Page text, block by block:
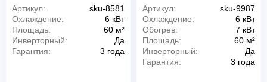
Артикул:
sku-8581
Охлаждение:
6 кВт
Площадь:
60 м²
Инверторный:
Да
Гарантия:
3 года
Артикул:
sku-9987
Охлаждение:
6 кВт
Обогрев:
7 кВт
Площадь:
60 м²
Инверторный:
Да
Гарантия:
3 года